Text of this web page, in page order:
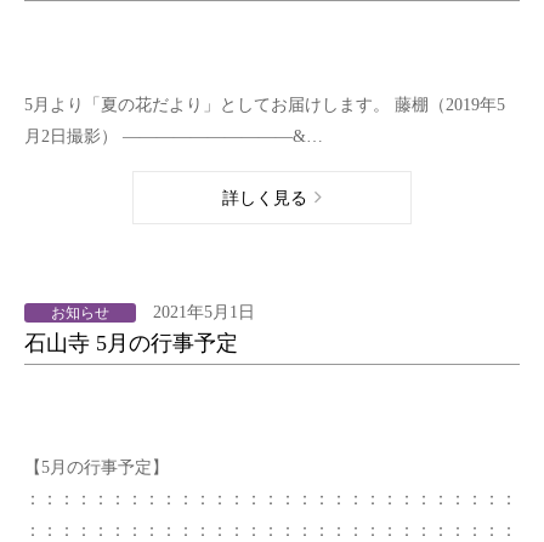
5月より「夏の花だより」としてお届けします。 藤棚（2019年5
月2日撮影） ——————————&…
詳しく見る
お知らせ 2021年5月1日
石山寺 5月の行事予定
【5月の行事予定】
：：：：：：：：：：：：：：：：：：：：：：：：：：：：：
：：：：：：：：：：：：：：：：：：：：：：：：：：：：：